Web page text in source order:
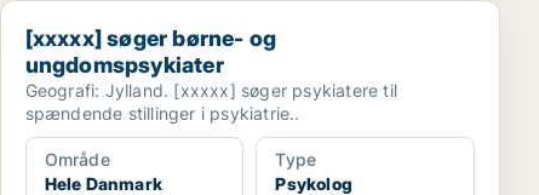
[xxxxx] søger børne- og ungdomspsykiater
[xxxxx] søger børne- og
ungdomspsykiater
Geografi: Jylland. [xxxxx] søger psykiatere til
spændende stillinger i psykiatrie..
Område
Hele Danmark
Type
Psykolog